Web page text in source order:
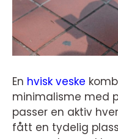
En hvisk veske
minimalisme med
passer en aktiv
fått en tydelig